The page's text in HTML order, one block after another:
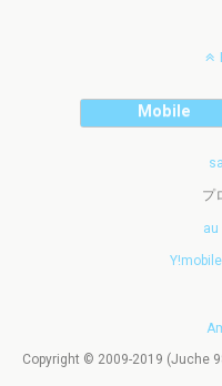
Mobile
プ
au
Copyright © 2009-2019 (Juche